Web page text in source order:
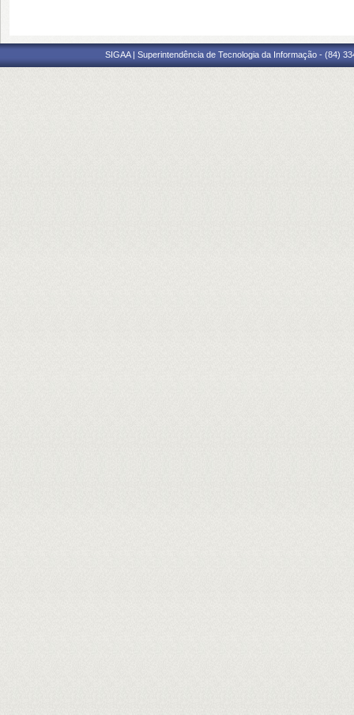
SIGAA | Superintendência de Tecnologia da Informação - (84)